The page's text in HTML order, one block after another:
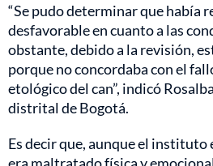
“Se pudo determinar que había
desfavorable en cuanto a las
obstante, debido a la revisión,
porque no concordaba con el
etológico del can”, indicó
distrital de Bogotá.
Es decir que, aunque el
era maltratado física y